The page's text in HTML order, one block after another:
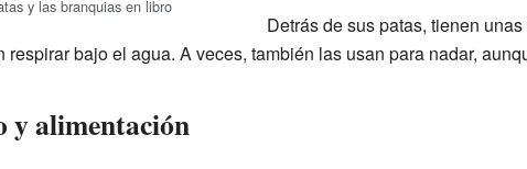
y las branquias en libro
Detrás de sus patas, tienen
respirar bajo el agua. A veces, también las usan para nadar,
y alimentación